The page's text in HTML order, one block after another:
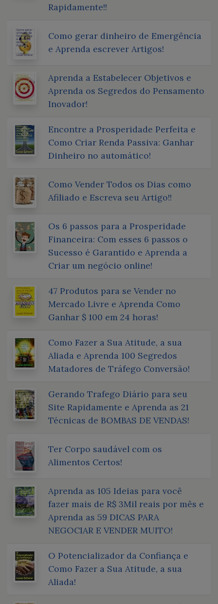
Rapidamente!!
Como gerar dinheiro de Emergência
e Aprenda escrever Artigos!
Aprenda a Estabelecer Objetivos e
Aprenda os Segredos do Pensamento
Inovador!
Encontre a Prosperidade Perfeita e
Como Criar Renda Passiva: Ganhar
Dinheiro no automático!
Como Vender Todos os Dias como
Afiliado e Escreva seu Artigo!!
Os 6 passos para a Prosperidade
Financeira: Com esses 6 passos o
Sucesso é Garantido e Aprenda a
Criar um negócio online!
47 Produtos para se Vender no
Mercado Livre e Aprenda Como
Ganhar $ 100 em 24 horas!
Como Fazer a Sua Atitude, a sua
Aliada e Aprenda 100 Segredos
Matadores de Tráfego Conversão!
Gerando Trafego Diário para seu
Site Rapidamente e Aprenda as 21
Técnicas de BOMBAS DE VENDAS!
Ter Corpo saudável com os
Alimentos Certos!
Aprenda as 105 Ideias para você
fazer mais de R$ 3Mil reais por mês e
Aprenda as 59 DICAS PARA
NEGOCIAR E VENDER MUITO!
O Potencializador da Confiança e
Como Fazer a Sua Atitude, a sua
Aliada!